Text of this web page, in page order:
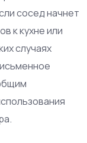
сосед начнет
к кухне или
случаях